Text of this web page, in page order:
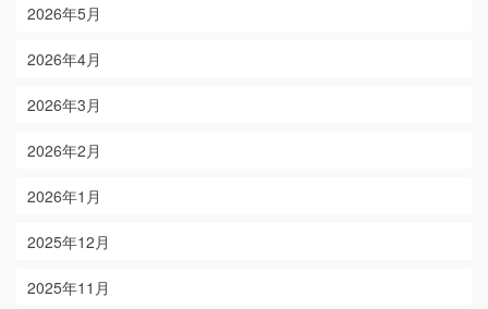
2026年5月
2026年4月
2026年3月
2026年2月
2026年1月
2025年12月
2025年11月